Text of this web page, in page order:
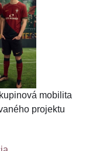
mobilita
projektu